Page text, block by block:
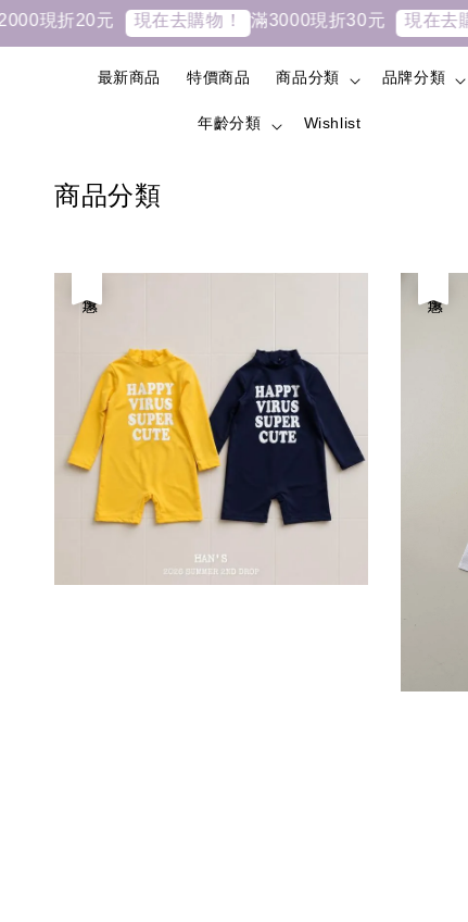
折20元 現在去購物！ 滿3000現折30元 現在去購物！
最新商品 特價商品 商品分類 品牌分類
年齡分類 Wishlist
商品分類